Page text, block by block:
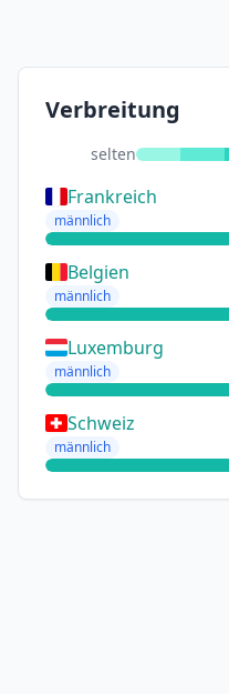
Verbreitung
selten
Frankreich
männlich
Belgien
männlich
Luxemburg
männlich
Schweiz
männlich